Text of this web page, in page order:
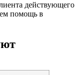
действующего
помощь в